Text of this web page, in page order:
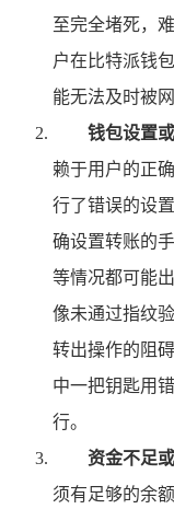
至完全堵死，
户在比特派钱
能无法及时被
钱包设置
赖于用户的正
行了错误的设
确设置转账的
等情况都可能
像未通过指纹
转出操作的阻
中一把钥匙用
行。
资金不足
须有足够的余